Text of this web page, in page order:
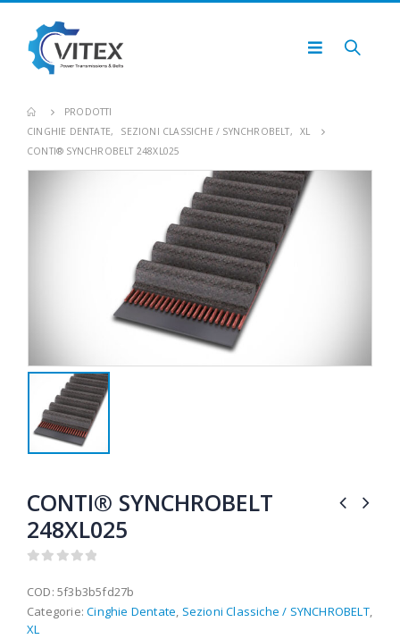
PRODOTTI
CINGHIE DENTATE, SEZIONI CLASSICHE / SYNCHROBELT,
XL
CONTI® SYNCHROBELT 248XL025
CONTI® SYNCHROBELT
248XL025
COD: 5f3b3b5fd27b
Categorie:Cinghie Dentate Sezioni Classiche / SYNCHROBELT,
XL